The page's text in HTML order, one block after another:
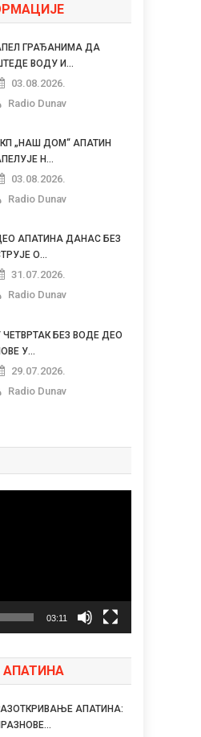
ГРАЂАНИМА ДА
ВОДУ И...
03.08.2026.
Radio Dunav
„НАШ ДОМ“ АПАТИН
Н...
03.08.2026.
Radio Dunav
АПАТИНА ДАНАС БЕЗ
О...
31.07.2026.
Radio Dunav
ЧЕТВРТАК БЕЗ ВОДЕ ДЕО
У...
29.07.2026.
Radio Dunav
03:11
АПАТИНА: